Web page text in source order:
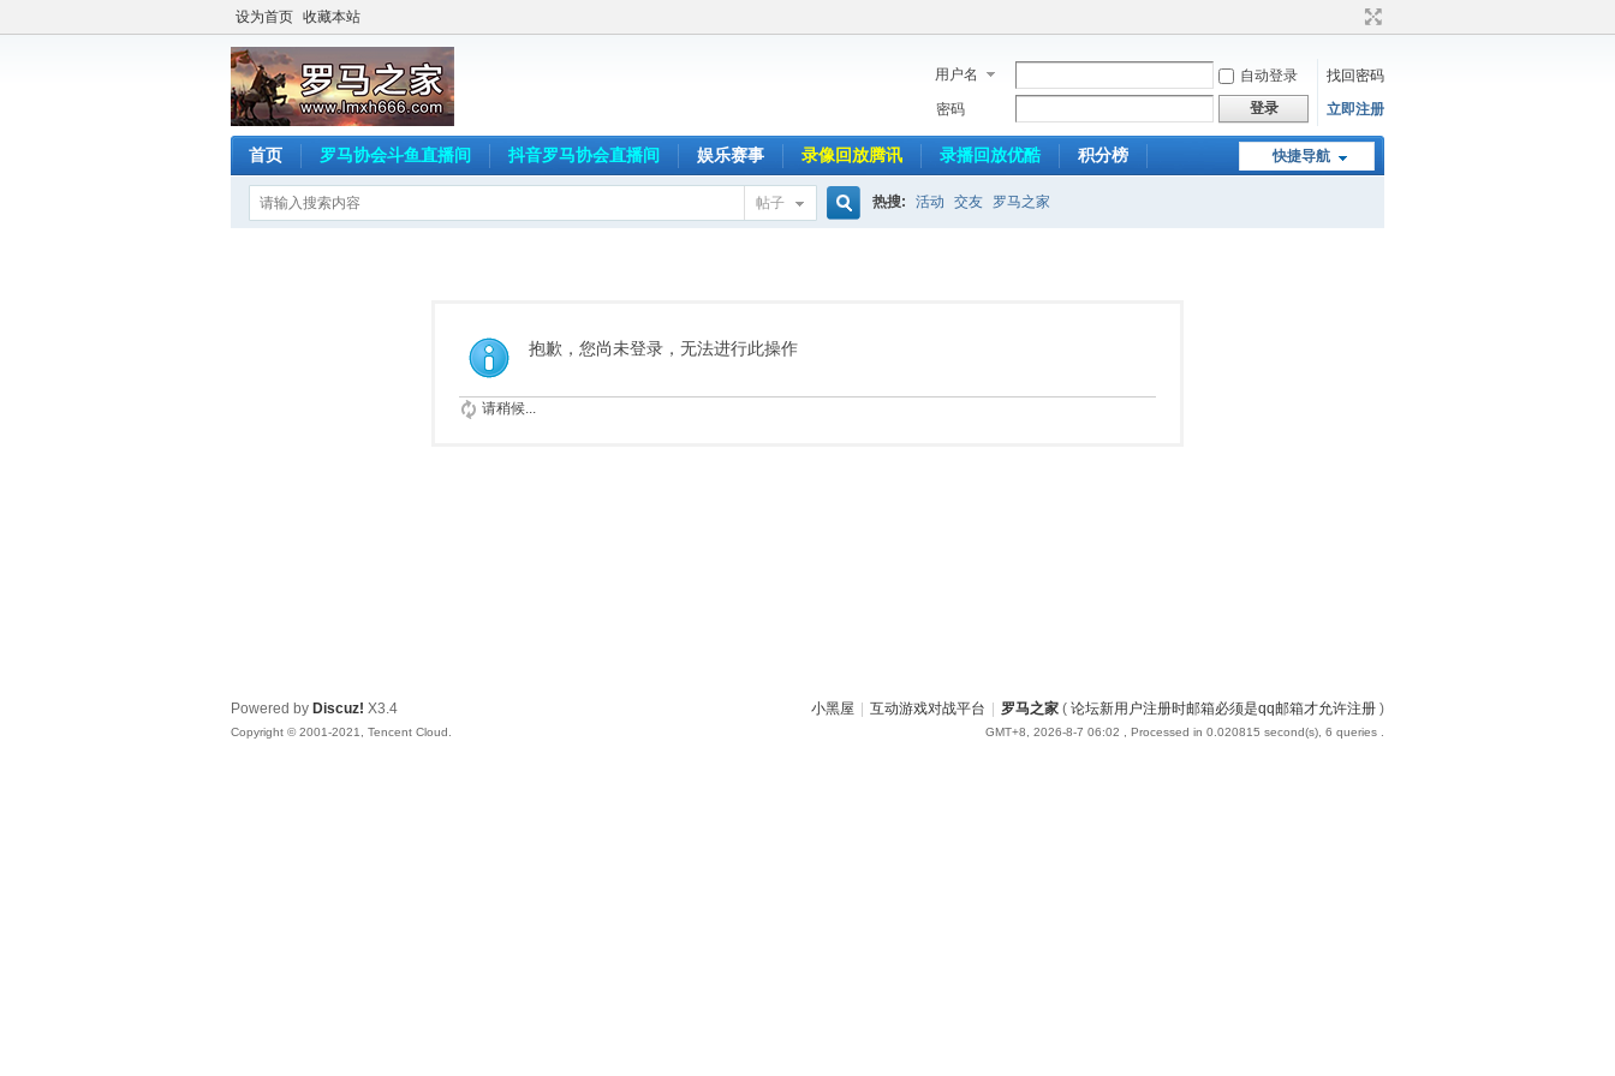
设为首页 收藏本站
用户名 自动登录
找回密码
密码
登录 立即注册
快捷导航
首页 罗马协会斗鱼直播间 抖音罗马协会直播间 娱乐赛事 录像回放腾讯 录播回放优酷 积分榜
帖子 热搜: 活动 交友 罗马之家
抱歉，您尚未登录，无法进行此操作
请稍候...
小黑屋 互动游戏对战平台 罗马之家 ( 论坛新用户注册时邮箱必须是qq邮箱才允许注册 )
GMT+8, 2026-8-7 06:02 , Processed in 0.020815 second(s), 6 queries .
Powered by Discuz! X3.4
Copyright © 2001-2021, Tencent Cloud.